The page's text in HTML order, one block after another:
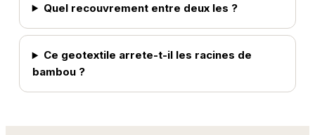
Quel recouvrement entre deux les ?
Ce geotextile arrete-t-il les racines de
bambou ?